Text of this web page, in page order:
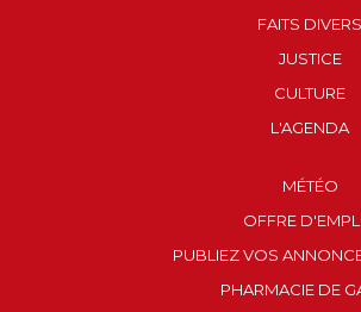
FAITS DIVERS
JUSTICE
CULTURE
L'AGENDA
MÉTÉO
OFFRE
PUBLIEZ VOS
PHARMACIE DE